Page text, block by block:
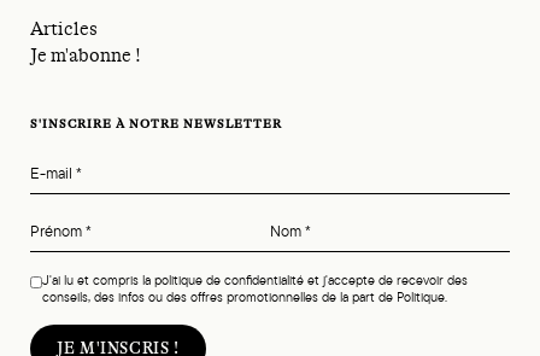
Articles
Je m'abonne !
S'INSCRIRE À NOTRE NEWSLETTER
E-mail *
Prénom* Nom*
J'ai lu et compris la politique de confidentialité et j'accepte de recevoir des
conseils, des infos ou des offres promotionnelles de la part de Politique.